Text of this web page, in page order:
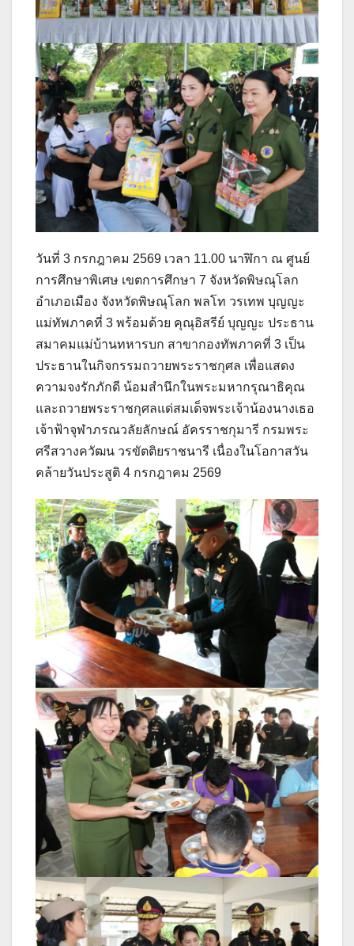
วันที่ 3 กรกฎาคม 2569 เวลา 11.00 นาฬิกา ณ ศูนย์
การศึกษาพิเศษ เขตการศึกษา 7 จังหวัดพิษณุโลก
อำเภอเมือง จังหวัดพิษณุโลก พลโท วรเทพ บุญญะ
แม่ทัพภาคที่ 3 พร้อมด้วย คุณุอิสรีย์ บุญญะ ประธาน
สมาคมแม่บ้านทหารบก สาขากองทัพภาคที่ 3 เป็น
ประธานในกิจกรรมถวายพระราชกุศล เพื่อแสดง
ความจงรักภักดี น้อมสำนึกในพระมหากรุณาธิคุณ
และถวายพระราชกุศลแด่สมเด็จพระเจ้าน้องนางเธอ
เจ้าฟ้าจุฬาภรณวลัยลักษณ์ อัครราชกุมารี กรมพระ
ศรีสวางควัฒน วรขัตติยราชนารี เนื่องในโอกาสวัน
คล้ายวันประสูติ 4 กรกฎาคม 2569